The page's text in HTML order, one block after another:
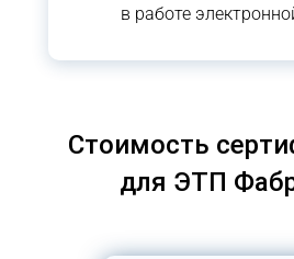
в работе
Стоимость
для ЭТП